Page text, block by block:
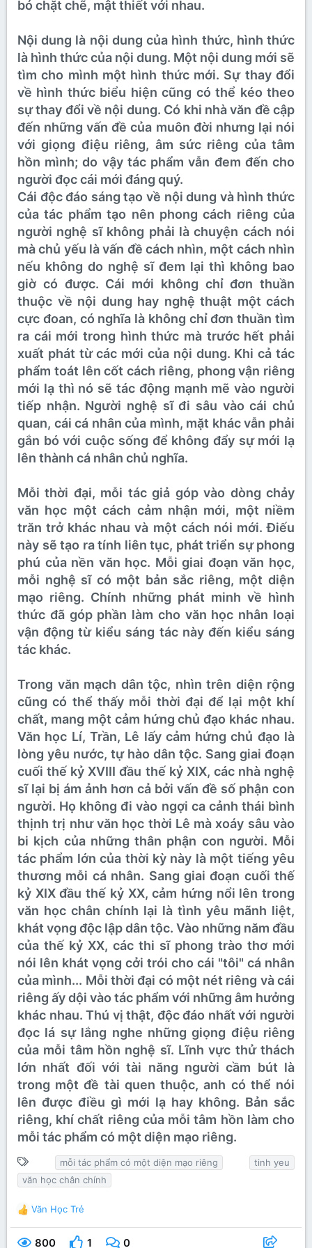
bó chặt chẽ, mật thiết với nhau.
Nội dung là nội dung của hình thức, hình thức
là hình thức của nội dung. Một nội dung mới sẽ
tìm cho mình một hình thức mới. Sự thay đổi
về hình thức biểu hiện cũng có thể kéo theo
sự thay đổi về nội dung. Có khi nhà văn đề cập
đến những vấn đề của muôn đời nhưng lại nói
với giọng điệu riêng, âm sức riêng của tâm
hồn mình; do vậy tác phẩm vẫn đem đến cho
người đọc cái mới đáng quý.
Cái độc đáo sáng tạo về nội dung và hình thức
của tác phẩm tạo nên phong cách riêng của
người nghệ sĩ không phải là chuyện cách nói
mà chủ yếu là vấn đề cách nhìn, một cách nhìn
nếu không do nghệ sĩ đem lại thì không bao
giờ có được. Cái mới không chỉ đơn thuần
thuộc về nội dung hay nghệ thuật một cách
cực đoan, có nghĩa là không chỉ đơn thuần tìm
ra cái mới trong hình thức mà trước hết phải
xuất phát từ các mới của nội dung. Khi cả tác
phẩm toát lên cốt cách riêng, phong vận riêng
mới lạ thì nó sẽ tác động mạnh mẽ vào người
tiếp nhận. Người nghệ sĩ đi sâu vào cái chủ
quan, cái cá nhân của mình, mặt khác vẫn phải
gắn bó với cuộc sống để không đẩy sự mới lạ
lên thành cá nhân chủ nghĩa.
Mỗi thời đại, mỗi tác giả góp vào dòng chảy
văn học một cách cảm nhận mới, một niềm
trăn trở khác nhau và một cách nói mới. Điếu
này sẽ tạo ra tính liên tục, phát triển sự phong
phú của nền văn học. Mỗi giai đoạn văn học,
mỗi nghệ sĩ có một bản sắc riêng, một diện
mạo riêng. Chính những phát minh về hình
thức đã góp phần làm cho văn học nhân loại
vận động từ kiểu sáng tác này đến kiểu sáng
tác khác.
Trong văn mạch dân tộc, nhìn trên diện rộng
cũng có thể thấy mỗi thời đại để lại một khí
chất, mang một cảm hứng chủ đạo khác nhau.
Văn học Lí, Trần, Lê lấy cảm hứng chủ đạo là
lòng yêu nước, tự hào dân tộc. Sang giai đoạn
cuối thế kỷ XVIII đầu thế kỷ XIX, các nhà nghệ
sĩ lại bị ám ảnh hơn cả bởi vấn đề số phận con
người. Họ không đi vào ngợi ca cảnh thái bình
thịnh trị như văn học thời Lê mà xoáy sâu vào
bi kịch của những thân phận con người. Mỗi
tác phẩm lớn của thời kỳ này là một tiếng yêu
thương mỗi cá nhân. Sang giai đoạn cuối thế
kỷ XIX đầu thế kỷ XX, cảm hứng nổi lên trong
văn học chân chính lại là tình yêu mãnh liệt,
khát vọng độc lập dân tộc. Vào những năm đầu
của thế kỷ XX, các thi sĩ phong trào thơ mới
nói lên khát vọng cởi trói cho cái "tôi" cá nhân
của mình... Mỗi thời đại có một nét riêng và cái
riêng ấy dội vào tác phẩm với những âm hưởng
khác nhau. Thú vị thật, độc đáo nhất với người
đọc lá sự lắng nghe những giọng điệu riêng
của mỗi tâm hồn nghệ sĩ. Lĩnh vực thử thách
lớn nhất đối với tài năng người cầm bút là
trong một đề tài quen thuộc, anh có thể nói
lên được điều gì mới lạ hay không. Bản sắc
riêng, khí chất riêng của mỗi tâm hồn làm cho
mỗi tác phẩm có một diện mạo riêng.
T
ừ
k
h
a
mỗi tác phẩm có một diện mạo riêng
tinh yeu
văn học chân chính
R
e
a
Văn Học Trẻ
800 1 0